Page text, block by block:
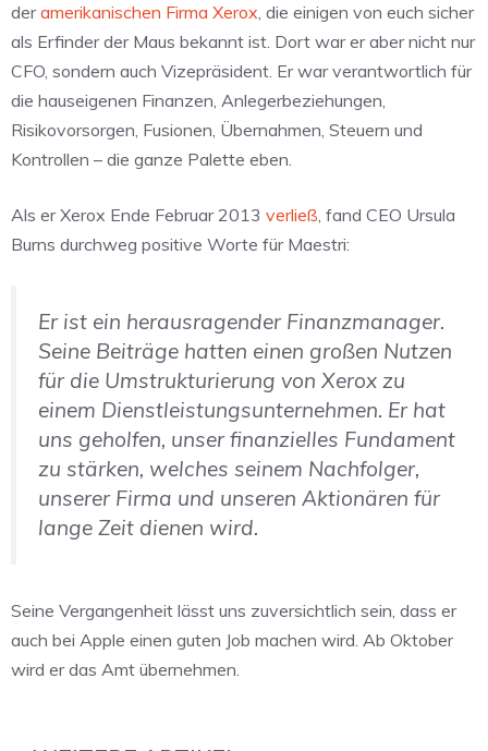
deramerikanischen Firma Xerox, die einigen von euch sicher
als Erfinder der Maus bekannt ist. Dort war er aber nicht nur
CFO, sondern auch Vizepräsident. Er war verantwortlich für
die hauseigenen Finanzen, Anlegerbeziehungen,
Risikovorsorgen, Fusionen, Übernahmen, Steuern und
Kontrollen – die ganze Palette eben.
Als er Xerox Ende Februar 2013 verließ, fand CEO Ursula
Burns durchweg positive Worte für Maestri:
Er ist ein herausragender Finanzmanager.
Seine Beiträge hatten einen großen Nutzen
für die Umstrukturierung von Xerox zu
einem Dienstleistungsunternehmen. Er hat
uns geholfen, unser finanzielles Fundament
zu stärken, welches seinem Nachfolger,
unserer Firma und unseren Aktionären für
lange Zeit dienen wird.
Seine Vergangenheit lässt uns zuversichtlich sein, dass er
auch bei Apple einen guten Job machen wird. Ab Oktober
wird er das Amt übernehmen.